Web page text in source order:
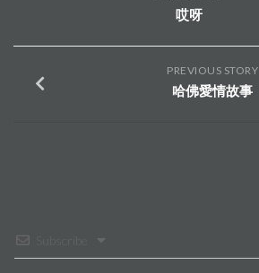
哎呀
PREVIOUS STORY
哈佛愛情故事